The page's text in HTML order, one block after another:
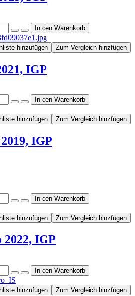
hinzufügen Zum Vergleich hinzfügen
IGP
hinzufügen Zum Vergleich hinzfügen
IGP
hinzufügen Zum Vergleich hinzfügen
2022, IGP
hinzufügen Zum Vergleich hinzfügen